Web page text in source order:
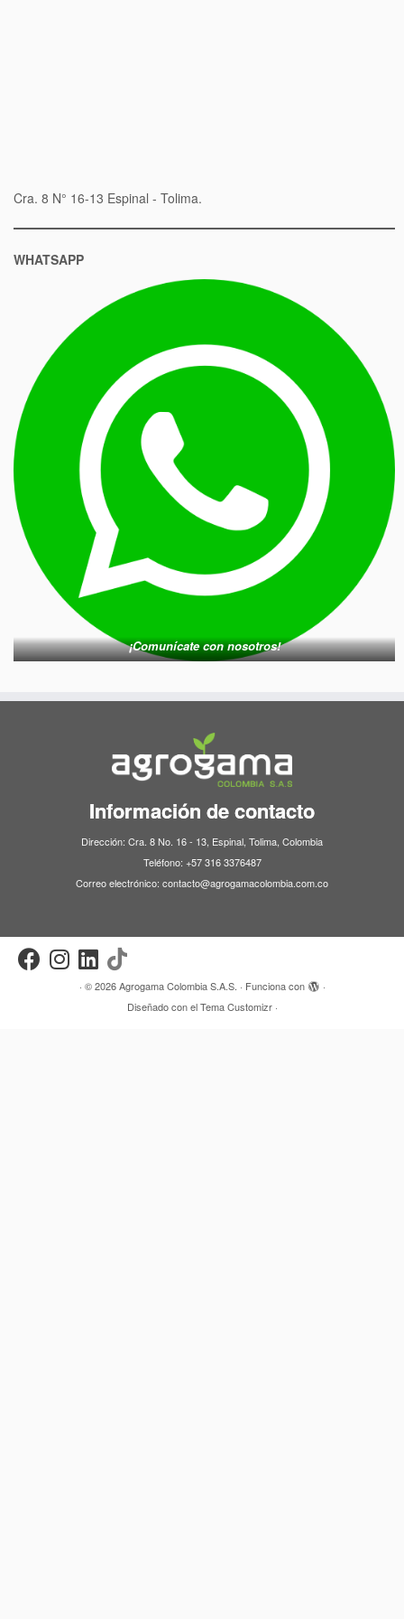
Cra. 8 N° 16-13 Espinal - Tolima.
WHATSAPP
¡Comunícate con nosotros!
Información de contacto
Dirección: Cra. 8 No. 16 - 13, Espinal, Tolima, Colombia
Teléfono: +57 316 3376487
Correo electrónico: contacto@agrogamacolombia.com.co
· © 2026 Agrogama Colombia S.A.S. · Funciona con
·
Diseñado con elTema Customizr·